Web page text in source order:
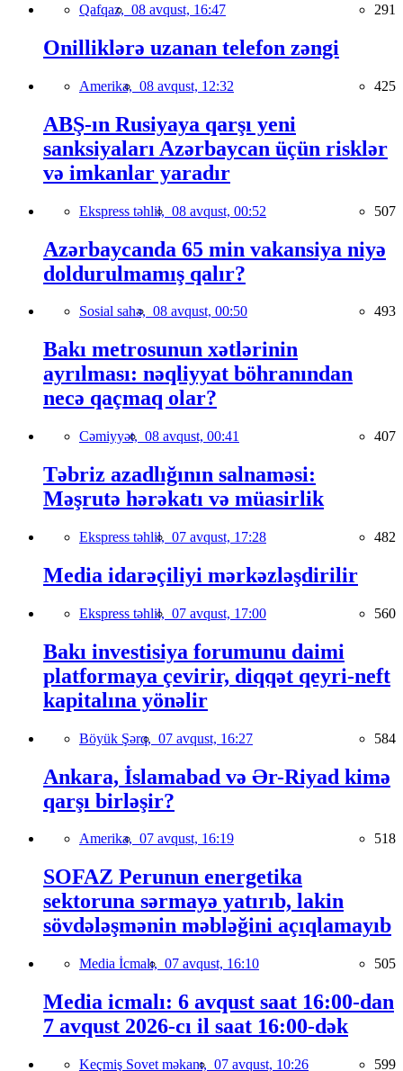
Qafqaz, 08 avqust, 16:47 291
Onilliklərə uzanan telefon zəngi
Amerika, 08 avqust, 12:32 425
ABŞ-ın Rusiyaya qarşı yeni
sanksiyaları Azərbaycan üçün risklər
və imkanlar yaradır
Ekspress təhlil, 08 avqust, 00:52 507
Azərbaycanda 65 min vakansiya niyə
doldurulmamış qalır?
Sosial sahə, 08 avqust, 00:50 493
Bakı metrosunun xətlərinin
ayrılması: nəqliyyat böhranından
necə qaçmaq olar?
Cəmiyyət, 08 avqust, 00:41 407
Təbriz azadlığının salnaməsi:
Məşrutə hərəkatı və müasirlik
Ekspress təhlil, 07 avqust, 17:28 482
Media idarəçiliyi mərkəzləşdirilir
Ekspress təhlil, 07 avqust, 17:00 560
Bakı investisiya forumunu daimi
platformaya çevirir, diqqət qeyri-neft
kapitalına yönəlir
Böyük Şərq, 07 avqust, 16:27 584
Ankara, İslamabad və Ər-Riyad kimə
qarşı birləşir?
Amerika, 07 avqust, 16:19 518
SOFAZ Perunun energetika
sektoruna sərmayə yatırıb, lakin
sövdələşmənin məbləğini açıqlamayıb
Media İcmalı, 07 avqust, 16:10 505
Media icmalı: 6 avqust saat 16:00-dan
7 avqust 2026-cı il saat 16:00-dək
Keçmiş Sovet məkanı, 07 avqust, 10:26 599